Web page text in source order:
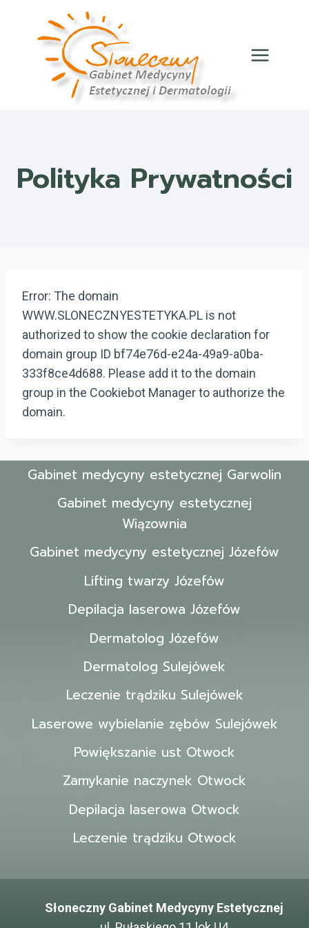
Polityka Prywatności
Error: The domain
WWW.SLONECZNYESTETYKA.PL is not
authorized to show the cookie declaration for
domain group ID bf74e76d-e24a-49a9-a0ba-
333f8ce4d688. Please add it to the domain
group in the Cookiebot Manager to authorize the
domain.
Gabinet medycyny estetycznej Garwolin
Gabinet medycyny estetycznej
Wiązownia
Gabinet medycyny estetycznej Józefów
Lifting twarzy Józefów
Depilacja laserowa Józefów
Dermatolog Józefów
Dermatolog Sulejówek
Leczenie trądziku Sulejówek
Laserowe wybielanie zębów Sulejówek
Powiększanie ust Otwock
Zamykanie naczynek Otwock
Depilacja laserowa Otwock
Leczenie trądziku Otwock
Słoneczny Gabinet Medycyny Estetycznej